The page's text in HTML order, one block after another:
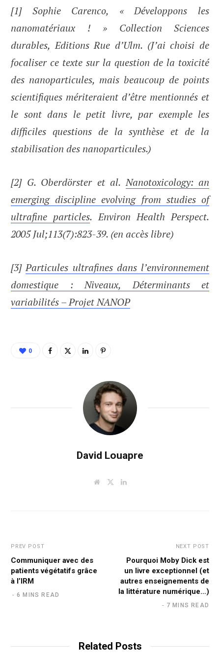
[1] Sophie Carenco, « Développons les
nanomatériaux ! » Collection Sciences
durables, Editions Rue d’Ulm. (J’ai choisi de
focaliser ce texte sur la question de la toxicité
des nanoparticules, mais beaucoup de points
scientifiques mériteraient d’être mentionnés et
le sont dans le petit livre, par exemple les
difficiles questions de la synthèse et de la
stabilisation des nanoparticules.)
[2] G. Oberdörster et al.Nanotoxicology: an
emerging discipline evolving from studies of
ultrafine particles. Environ Health Perspect.
2005 Jul;113(7):823-39. (en accès libre)
[3]Particules ultrafines dans l’environnement
domestique : Niveaux, Déterminants et
variabilités – Projet NANOP
0
David Louapre
W
L
PREV POST
Communiquer avec des
patients végétatifs grâce
à l’IRM
6 MINS READ
NEXT POST
Pourquoi Moby Dick est
un livre exceptionnel (et
autres enseignements de
la littérature numérique…)
7 MINS READ
Related Posts